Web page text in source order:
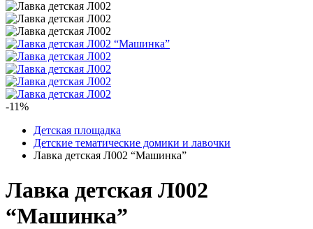
-11%
Детская площадка
Детские тематические домики и лавочки
Лавка детская Л002 “Машинка”
Лавка детская Л002
“Машинка”